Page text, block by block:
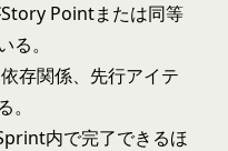
Pointまたは同等
。
存関係、先行アイテ
内で完了できるほ